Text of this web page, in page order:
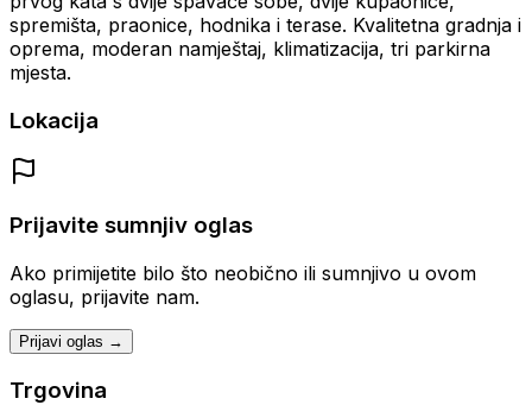
spremišta, praonice, hodnika i terase. Kvalitetna gradnja i
oprema, moderan namještaj, klimatizacija, tri parkirna
mjesta.
Lokacija
Prijavite sumnjiv oglas
Ako primijetite bilo što neobično ili sumnjivo u ovom
oglasu, prijavite nam.
Prijavi oglas →
Trgovina